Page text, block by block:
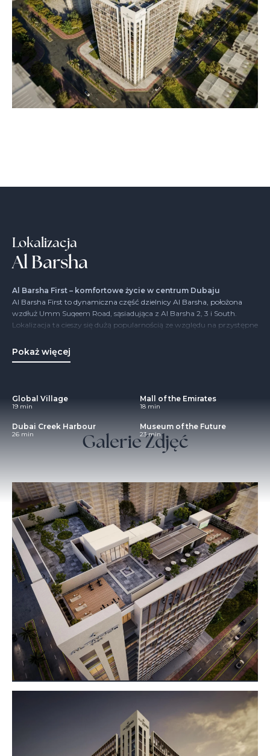
Lokalizacja
Al Barsha
Al Barsha First – komfortowe życie w centrum Dubaju
Al Barsha First to dynamiczna część dzielnicy Al Barsha, położona
wzdłuż Umm Suqeem Road, sąsiadująca z Al Barsha 2, 3 i South.
Lokalizacja ta cieszy się dużą popularnością ze względu na przystępne
Mall of the Emirates i metra.
Choć dominuje tu zabudowa mieszkaniowa, wiele obszarów
średniowysokie budynki mieszkalne.
Pokaż więcej
Global Village
19 min
Mall of the Emirates
18 min
Dubai Creek Harbour
26 min
Museum of the Future
23 min
Galerie Zdjęć